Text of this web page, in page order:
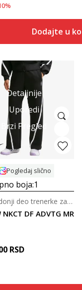
%
Dodajte u
Detaljnije
Uporedi
Brzi Pregled
Pogledaj slično
boja:1
DF ADVTG MR
Ženski donji deo trenerke za tenis
RSD